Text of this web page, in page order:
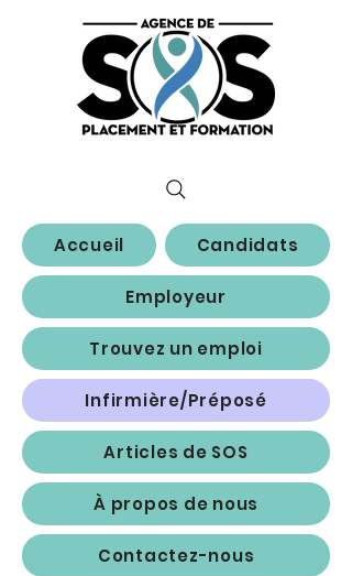
Accueil Candidats
Employeur
Trouvez un emploi
Infirmière/Préposé
Articles de SOS
À propos de nous
Contactez-nous